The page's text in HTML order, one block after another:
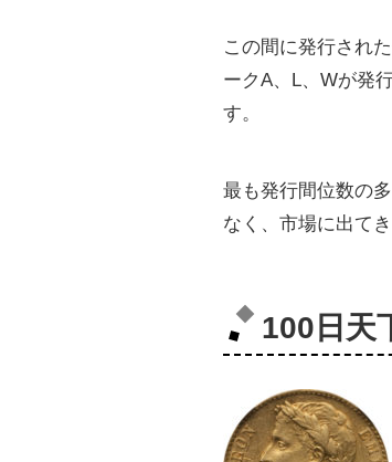
この間に発行され
ークA、L、Wが発
す。
最も発行間位数の
なく、市場に出て
100日天